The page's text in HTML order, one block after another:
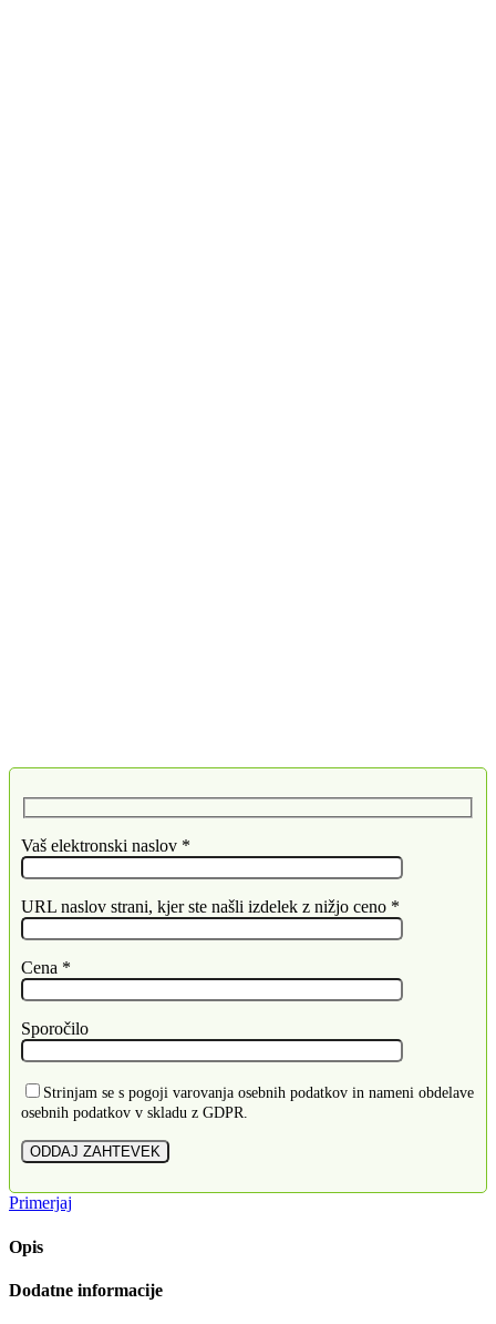
Vaš elektronski naslov *
URL naslov strani, kjer ste našli izdelek z nižjo ceno *
Cena *
Sporočilo
Strinjam se s pogoji varovanja osebnih podatkov in nameni obdelave
osebnih podatkov v skladu z GDPR.
Primerjaj
Opis
Dodatne informacije